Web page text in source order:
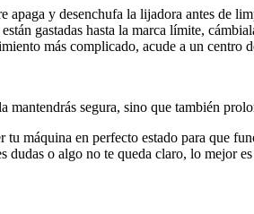
apaga y desenchufa la lijadora antes de
gastadas hasta la marca límite,
más complicado, acude a un centro
mantendrás segura, sino que también
máquina en perfecto estado para que
o algo no te queda claro, lo mejor